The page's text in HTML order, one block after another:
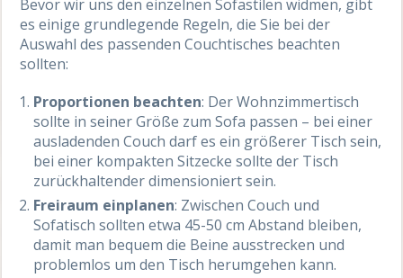
Bevor wir uns den einzelnen Sofastilen widmen, gibt
es einige grundlegende Regeln, die Sie bei der
Auswahl des passenden Couchtisches beachten
sollten:
Proportionen beachten: Der Wohnzimmertisch
sollte in seiner Größe zum Sofa passen – bei einer
ausladenden Couch darf es ein größerer Tisch sein,
bei einer kompakten Sitzecke sollte der Tisch
zurückhaltender dimensioniert sein.
Freiraum einplanen: Zwischen Couch und
Sofatisch sollten etwa 45-50 cm Abstand bleiben,
damit man bequem die Beine ausstrecken und
problemlos um den Tisch herumgehen kann.